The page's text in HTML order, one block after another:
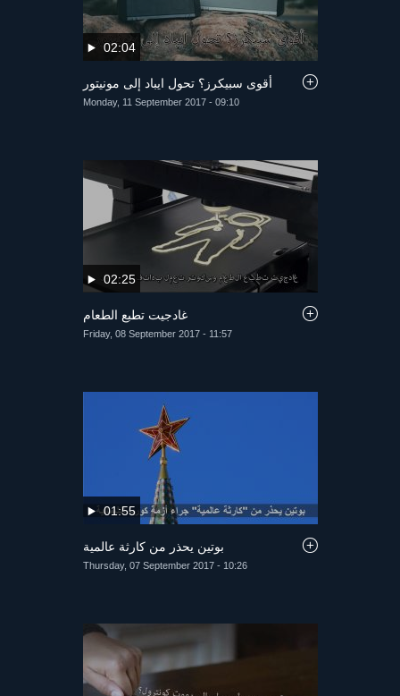
02:04
أقوى سبيكرز؟ تحول ايباد إلى مونيتور
Monday, 11 September 2017 - 09:10
02:25
غادجيت تطبع الطعام
Friday, 08 September 2017 - 11:57
01:55
بوتين يحذر من كارثة عالمية
Thursday, 07 September 2017 - 10:26